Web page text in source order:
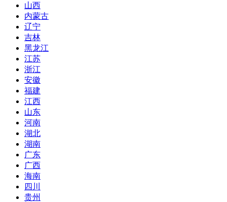
山西
内蒙古
辽宁
吉林
黑龙江
江苏
浙江
安徽
福建
江西
山东
河南
湖北
湖南
广东
广西
海南
四川
贵州